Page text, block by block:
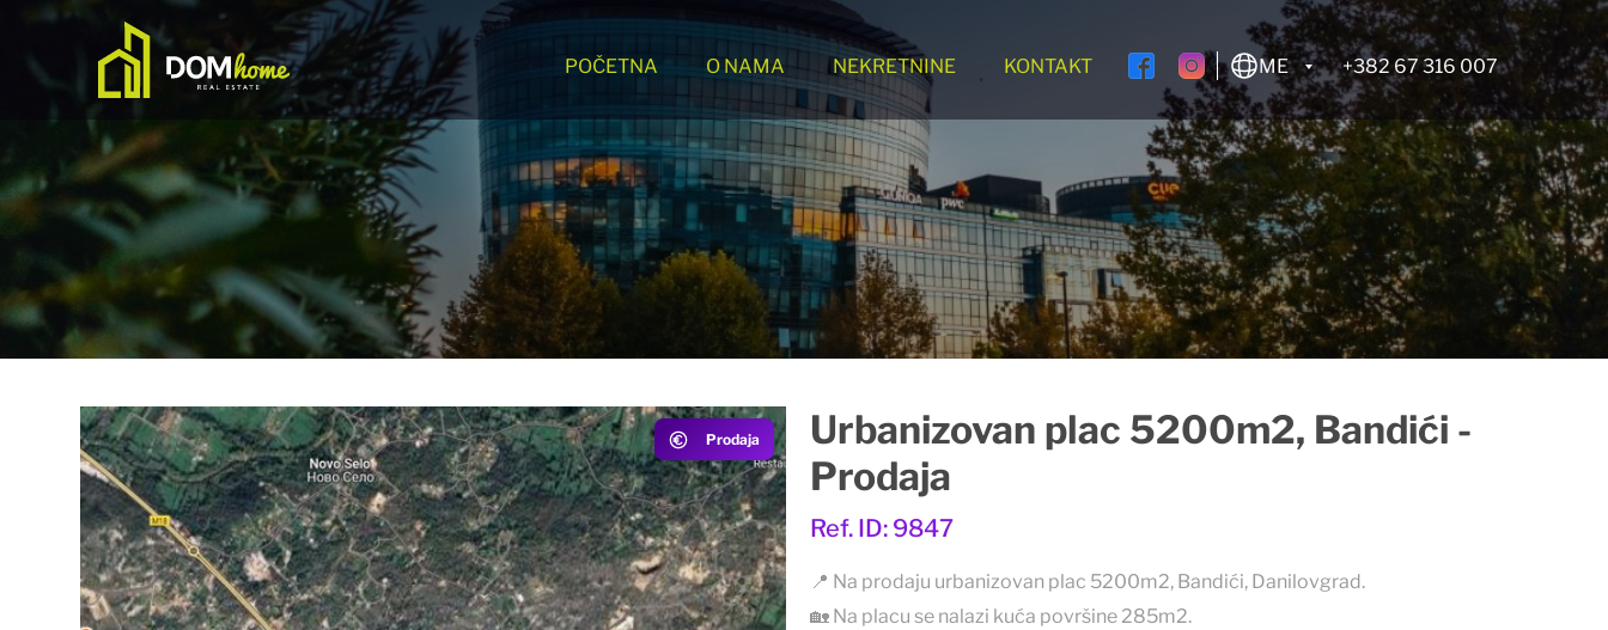
POČETNA O NAMA NEKRETNINE KONTAKT ME +382 67 316 007
Prodaja
Urbanizovan plac 5200m2, Bandići -
Prodaja
Ref. ID: 9847
📍 Na prodaju urbanizovan plac 5200m2, Bandići, Danilovgrad.
🏡 Na placu se nalazi kuća površine 285m2.